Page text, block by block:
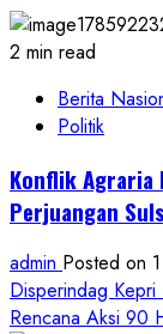
2 min read
Berita
Politik
Konflik Agraria
Perjuangan
admin Posted on
Disperindag
Rencana Aksi 90